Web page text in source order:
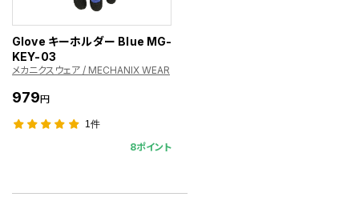
Glove キーホルダー Blue MG-
KEY-03
メカニクスウェア / MECHANIX WEAR
979円
1件
8ポイント